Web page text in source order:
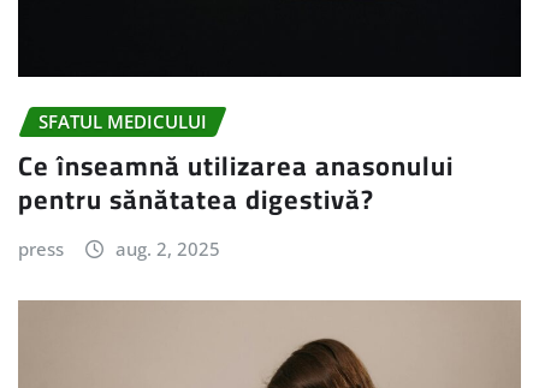
SFATUL MEDICULUI
Ce înseamnă utilizarea anasonului
pentru sănătatea digestivă?
press aug. 2, 2025